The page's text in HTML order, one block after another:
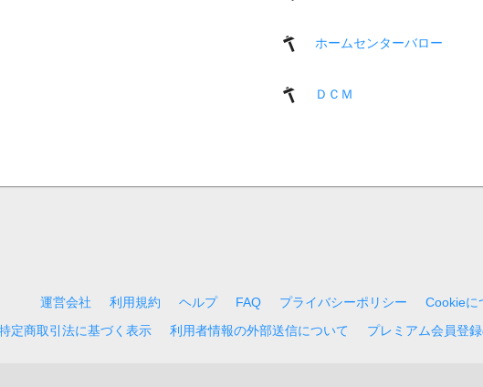
ホームセンターバロー
ＤＣＭ
運営会社 利用規約 ヘルプ FAQ プライバシーポリシー
Cookieに
定商取引法に基づく表示 利用者情報の外部送信について プレミアム会員登